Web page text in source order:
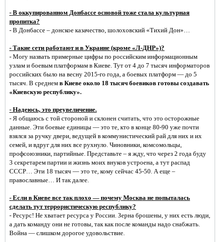
- В оккупированном Донбассе основой тоже стала культурная
пропитка?
- В Донбассе – донское казачество, шолоховский «Тихий Дон»…
- Такие сети работают и в Украине (кроме «Л-ДНР»)?
- Могу назвать примерные цифры по российским информационным
узлам и боевым платформам в Киеве. Тут от 4 до 7 тысяч информаторов
российских было на весну 2015-го года, а боевых платформ — до 5
тысяч. В среднем в Киеве около 18 тысяч боевиков готовы создавать
«Киевскую республику».
- Надеюсь, это преувеличение.
- Я общаюсь с той стороной и склонен считать, что это осторожные
данные. Эти боевые единицы — это те, кто в конце 80-90 уже почти
взялся за ручку двери, ведущей в коммунистический рай для них и их
семей, и вдруг для них все рухнуло. Чиновники, комсомольцы,
профсоюзники, партийные. Представьте – я жду, что через 2 года буду
3 секретарем партии и жизнь моих внуков устроена, а тут распад
СССР… Эти 18 тысяч — это те, кому сейчас 45-50. А еще –
православные… И так далее.
- Если в Киеве все так плохо — почему Москва не попыталась
сделать тут террористическую республику?
- Ресурс! Не хватает ресурса у России. Зерна брошены, у них есть люди,
а дать команду они не готовы, так как после команды надо снабжать.
Война — слишком дорогое удовольствие.